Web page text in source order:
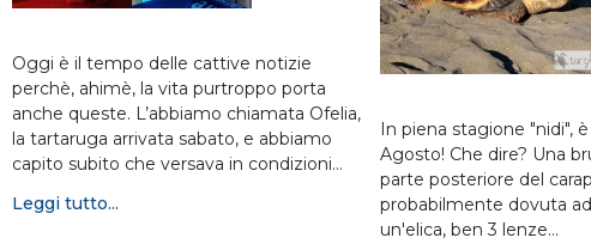
Oggi è il tempo delle cattive notizie
perchè, ahimè, la vita purtroppo porta
anche queste. L’abbiamo chiamata Ofelia,
la tartaruga arrivata sabato, e abbiamo
capito subito che versava in condizioni…
Leggi tutto...
In piena stagione "nidi",
Agosto! Che dire? Una
parte posteriore del
probabilmente dovuta
un'elica, ben 3 lenze…